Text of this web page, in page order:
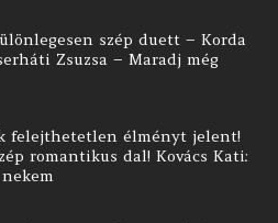
szép duett – Korda
Zsuzsa – Maradj még
felejthetetlen élményt jelent!
romantikus dal! Kovács Kati: